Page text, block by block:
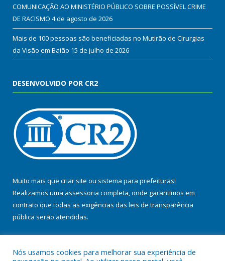
COMUNICAÇÃO AO MINISTÉRIO PÚBLICO SOBRE POSSÍVEL CRIME
DE RACISMO 4 de agosto de 2026
Mais de 100 pessoas são beneficiadas no Mutirão de Cirurgias
da Visão em Baião 15 de julho de 2026
DESENVOLVIDO POR CR2
Muito mais que criar site ou sistema para prefeituras!
Realizamos uma assessoria completa, onde garantimos em
contrato que todas as exigências das leis de transparência
pública serão atendidas.
Nós usamos cookies para melhorar sua experiência de